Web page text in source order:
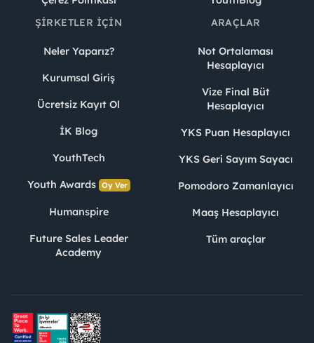
ŞIRKETLER İÇIN
Neler Yaparız?
Kurumsal Giriş
Ücretsiz Kayıt Ol
İK Blog
YouthTech
Youth Awards Oy Ver
Humanspire
Future Sales Leader
Academy
ARAÇLAR
Not Ortalaması
Hesaplayıcı
Vize Final Büt
Hesaplayıcı
YKS Puan Hesaplayıcı
YKS Geri Sayım Sayacı
Pomodoro Zamanlayıcı
Maaş Hesaplayıcı
Tüm araçlar